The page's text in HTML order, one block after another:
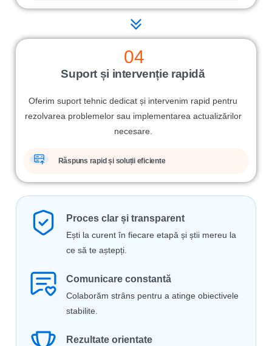
04
Suport și intervenție rapidă
Oferim suport tehnic dedicat și intervenim rapid pentru
rezolvarea problemelor sau implementarea actualizărilor
necesare.
Răspuns rapid și soluții eficiente
Proces clar și transparent
Ești la curent în fiecare etapă și știi mereu la
ce să te aștepți.
Comunicare constantă
Colaborăm strâns pentru a atinge obiectivele
stabilite.
Rezultate orientate